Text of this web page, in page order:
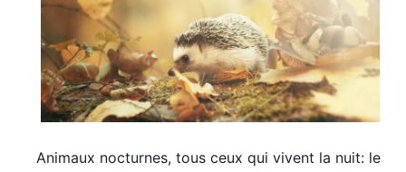
Animaux nocturnes, tous ceux qui vivent la nuit: le